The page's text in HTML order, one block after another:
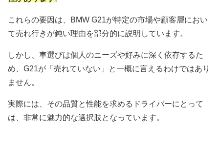
これらの要因は、BMW G21が特定の市場や顧客層におい
て売れ行きが鈍い理由を部分的に説明しています。
しかし、車選びは個人のニーズや好みに深く依存するた
め、G21が「売れていない」と一概に言えるわけではあり
ません。
実際には、その品質と性能を求めるドライバーにとって
は、非常に魅力的な選択肢となっています。